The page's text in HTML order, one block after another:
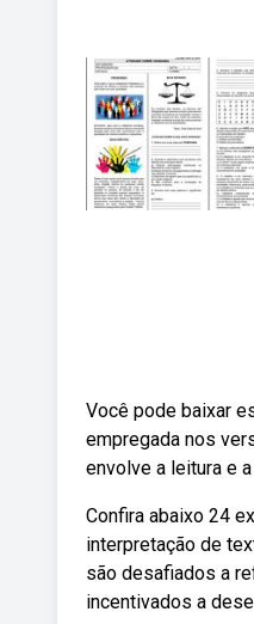
Você pode baixar
empregada nos
envolve a leitura e
Confira abaixo 24
interpretação de
são desafiados a
incentivados a